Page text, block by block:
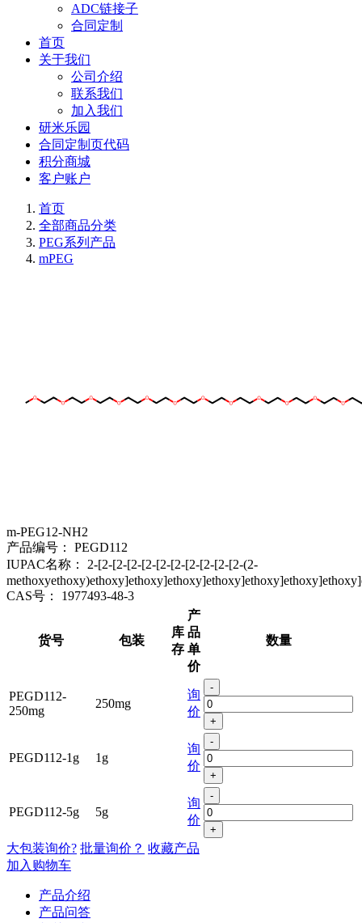
ADC链接子
合同定制
首页
关于我们
公司介绍
联系我们
加入我们
研米乐园
合同定制页代码
积分商城
客户账户
首页
全部商品分类
PEG系列产品
mPEG
m-PEG12-NH2
产品编号：
PEGD112
IUPAC名称： 2-[2-[2-[2-[2-[2-[2-[2-[2-[2-[2-(2-
CAS号：
1977493-48-3
货号 包装
库
存
产
品
单
价
数量
PEGD112-
250mg
250mg
询
价
-
+
PEGD112-1g 1g
询
价
-
+
PEGD112-5g 5g
询
价
-
+
大包装询价? 批量询价？ 收藏产品
加入购物车
产品介绍
产品问答